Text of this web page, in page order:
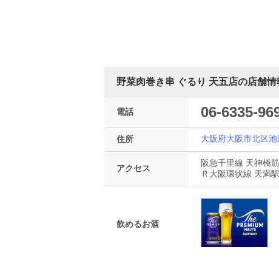
野菜肉巻き串 ぐるり 天五店の店舗情
電話 06-6335-
住所 大阪府大阪市北区
アクセス
阪急千里線 天神橋
Ｒ大阪環状線 天満
飲めるお酒